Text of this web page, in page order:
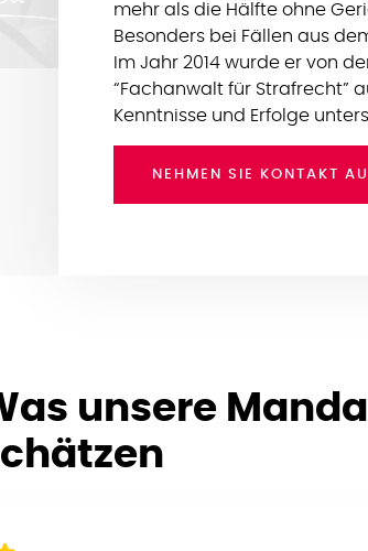
mehr als die Hälfte ohne
Besonders bei Fällen aus
Im Jahr 2014 wurde er von
“Fachanwalt für Strafrecht”
Kenntnisse und Erfolge
NEHMEN SIE KONTAKT
unsere